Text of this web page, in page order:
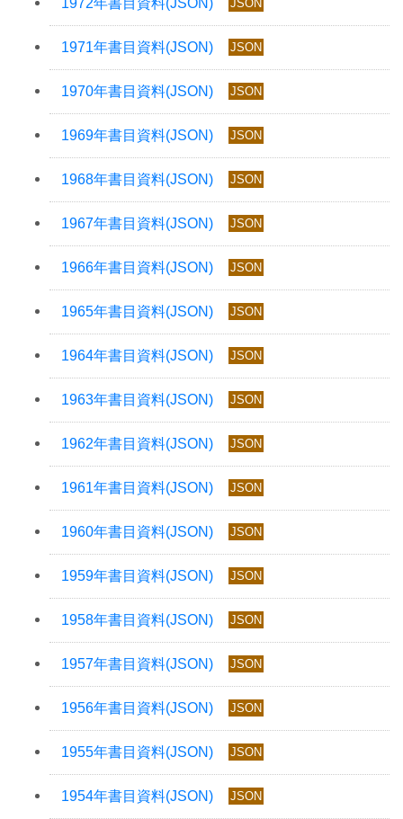
JSON
JSON
JSON
JSON
JSON
JSON
JSON
JSON
JSON
JSON
JSON
JSON
JSON
JSON
JSON
JSON
JSON
JSON
JSON